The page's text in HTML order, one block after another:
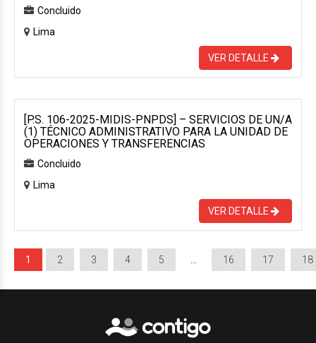
Concluido
Lima
VER DETALLE
[P.S. 106-2025-MIDIS-PNPDS] – SERVICIOS DE UN/A
(1) TÉCNICO ADMINISTRATIVO PARA LA UNIDAD DE
OPERACIONES Y TRANSFERENCIAS
Concluido
Lima
VER DETALLE
1 2 3 4 5 16 17 18